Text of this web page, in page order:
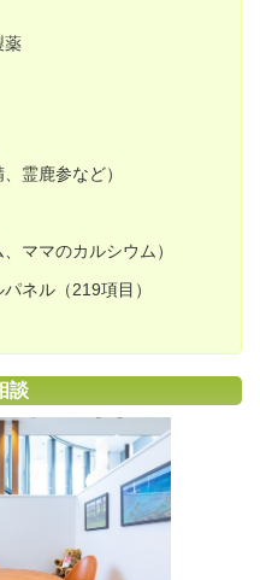
薬
霊鹿参など）
ママのカルシウム）
ネル（219項目）
談